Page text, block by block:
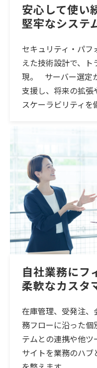
安心して使い
堅牢なシステ
セキュリティ・パ
えた技術設計で、
現。 サーバー選定
支援し、将来の拡
スケーラビリティを
自社業務にフ
柔軟なカスタ
在庫管理、受発注、
務フローに沿った
テムとの連携や他ツ
サイトを業務のハ